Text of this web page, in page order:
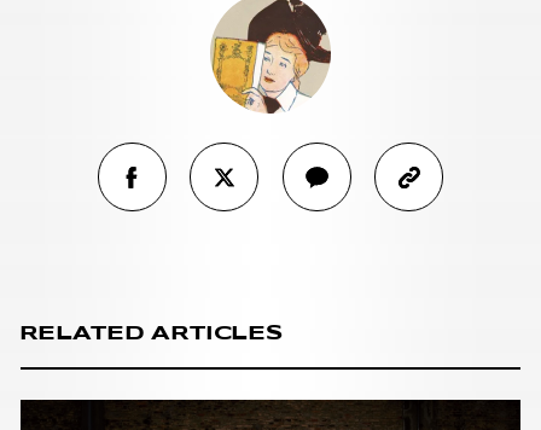
RELATED ARTICLES